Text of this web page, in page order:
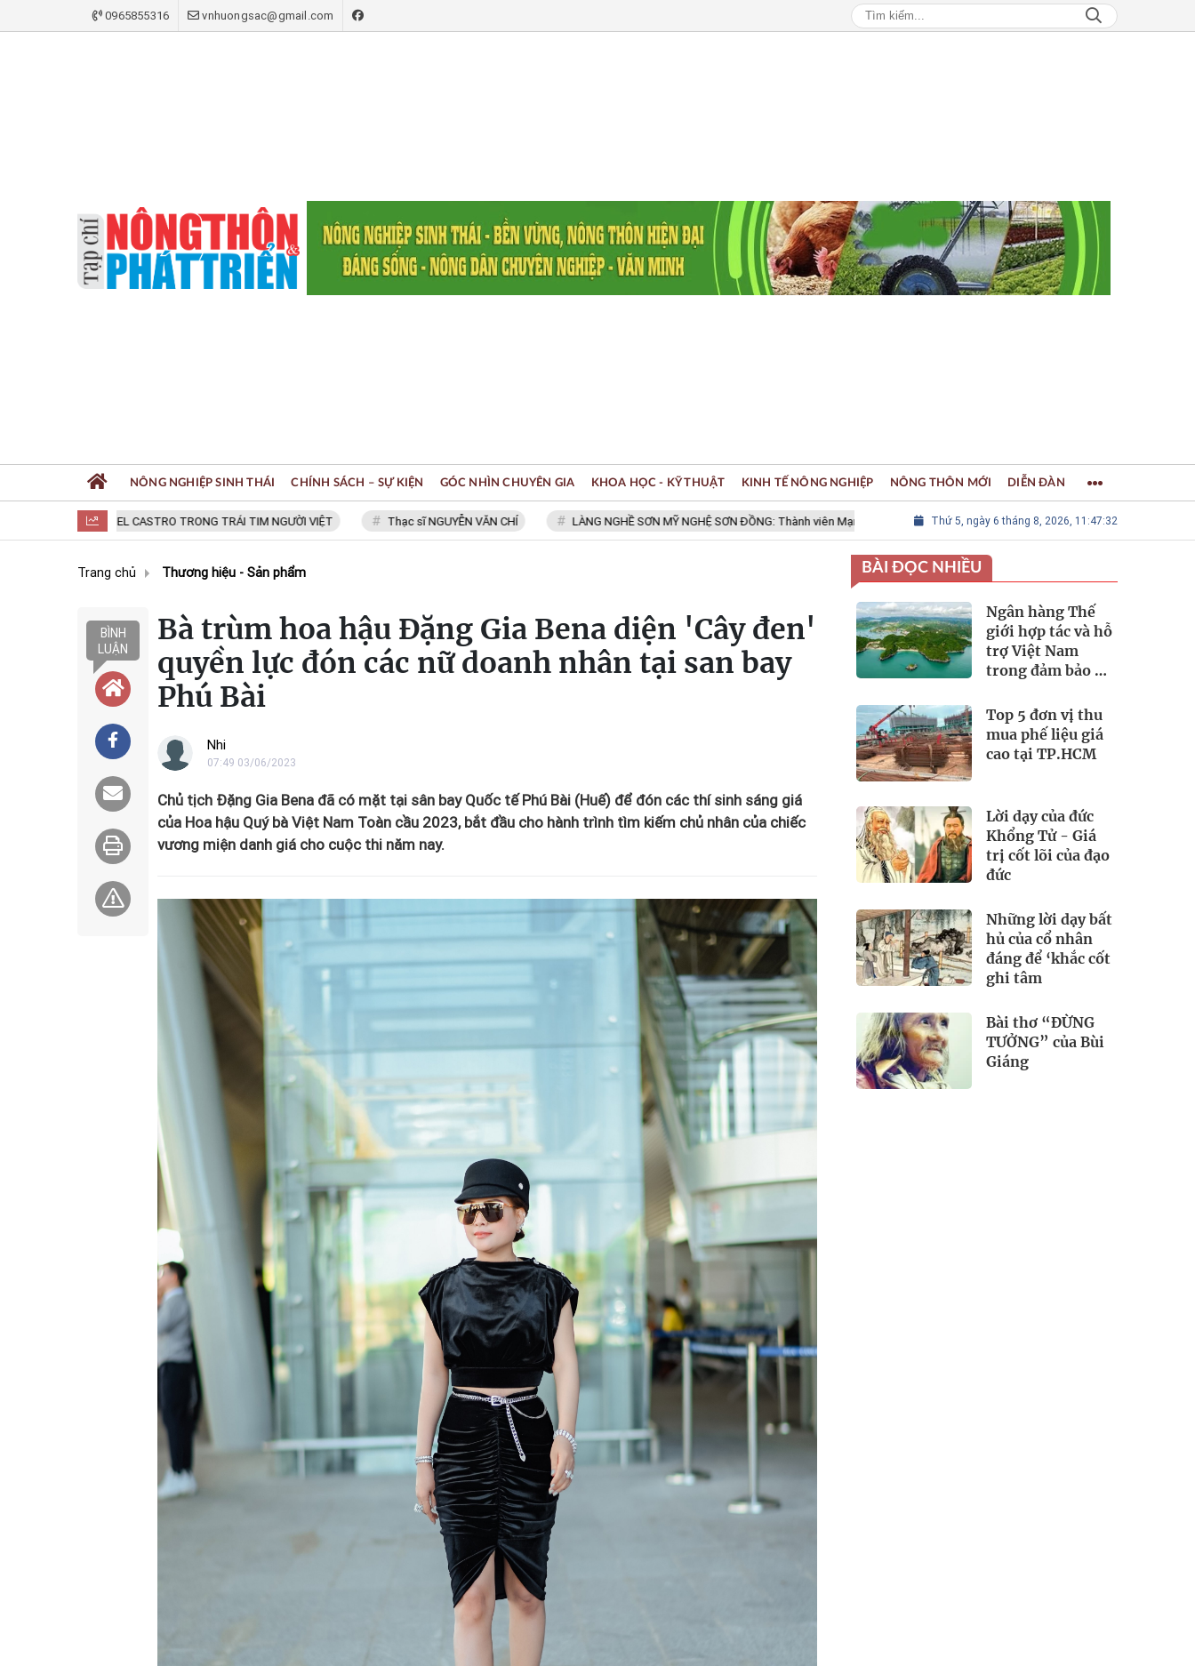
0965855316 vnhuongsac@gmail.com
FIDEL CASTRO TRONG TRÁI TIM NGƯỜI VIỆT Thạc sĩ NGUYỄN VĂN CHÍ LÀNG NGHỀ SƠN MỸ NGHỆ SƠN ĐỒNG: Thành viên Mạng lưới các Thành phố Thủ công sáng tạo Thế giới LÀNG NGHỀ
Thứ 5, ngày 6 tháng 8, 2026, 11:47:35
NÔNG NGHIỆP SINH THÁI CHÍNH SÁCH – SỰ KIỆN GÓC NHÌN CHUYÊN GIA KHOA HỌC - KỸ THUẬT KINH TẾ NÔNG NGHIỆP NÔNG THÔN MỚI DIỄN ĐÀN
Trang chủ Thương hiệu - Sản phẩm
BÌNH
LUẬN
Bà trùm hoa hậu Đặng Gia Bena diện 'Cây đen'
quyền lực đón các nữ doanh nhân tại san bay
Phú Bài
Nhi
07:49 03/06/2023
Chủ tịch Đặng Gia Bena đã có mặt tại sân bay Quốc tế Phú Bài (Huế) để đón các thí sinh sáng giá
của Hoa hậu Quý bà Việt Nam Toàn cầu 2023, bắt đầu cho hành trình tìm kiếm chủ nhân của chiếc
vương miện danh giá cho cuộc thi năm nay.
BÀI ĐỌC NHIỀU
Ngân hàng Thế
giới hợp tác và hỗ
trợ Việt Nam
trong đảm bảo an
Top 5 đơn vị thu
mua phế liệu giá
cao tại TP.HCM
Lời dạy của đức
Khổng Tử - Giá
trị cốt lõi của đạo
đức
Những lời dạy bất
hủ của cổ nhân
đáng để ‘khắc cốt
ghi tâm
Bài thơ “ĐỪNG
TƯỞNG” của Bùi
Giáng